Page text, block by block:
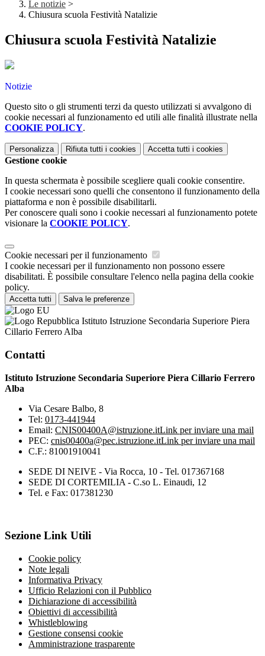
Le notizie >
Chiusura scuola Festività Natalizie
Chiusura scuola Festività Natalizie
Notizie
Questo sito o gli strumenti terzi da questo utilizzati si avvalgono di
cookie necessari al funzionamento ed utili alle finalità illustrate nella
COOKIE POLICY.
Personalizza Rifiuta tutti i cookies Accetta tutti i cookies
Gestione cookie
In questa schermata è possibile scegliere quali cookie consentire.
I cookie necessari sono quelli che consentono il funzionamento della
piattaforma e non è possibile disabilitarli.
Per conoscere quali sono i cookie necessari al funzionamento potete
visionare la COOKIE POLICY.
Cookie necessari per il funzionamento
I cookie necessari per il funzionamento non possono essere
disabilitati. È possibile consultare l'elenco nella pagina della cookie
policy.
Accetta tutti Salva le preferenze
Istituto Istruzione Secondaria Superiore Piera
Cillario Ferrero Alba
Contatti
Istituto Istruzione Secondaria Superiore Piera Cillario Ferrero
Alba
Via Cesare Balbo, 8
Tel: 0173-441944
Email: CNIS00400A@istruzione.itLink per inviare una mail
PEC: cnis00400a@pec.istruzione.itLink per inviare una mail
C.F.: 81001910041
SEDE DI NEIVE - Via Rocca, 10 - Tel. 017367168
SEDE DI CORTEMILIA - C.so L. Einaudi, 12
Tel. e Fax: 017381230
Sezione Link Utili
Cookie policy
Note legali
Informativa Privacy
Ufficio Relazioni con il Pubblico
Dichiarazione di accessibilità
Obiettivi di accessibilità
Whistleblowing
Gestione consensi cookie
Amministrazione trasparente